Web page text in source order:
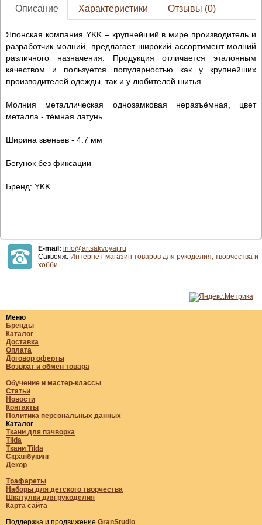
Описание Характеристики Отзывы (0)
Японская компания YKK – крупнейший в мире производитель и
разработчик молний, предлагает широкий ассортимент молний
различного назначения. Продукция отличается эталонным
качеством и пользуется популярностью как у крупнейших
производителей одежды, так и у любителей шитья.
Молния металлическая однозамковая неразъёмная, цвет
металла - тёмная латунь.
Ширина звеньев - 4.7 мм
Бегунок без фиксации
Бренд: YKK
E-mail: info@artsakvoyaj.ru
Саквояж. Интернет-магазин товаров для рукоделия, творчества и
хобби
Меню
Бренды
Каталог
Доставка
Оплата
Договор оферты
Возврат и обмен товара
Обучение и мастер-классы
Статьи
Новости
Контакты
Политика персональных данных
Каталог
Ткани для пэчворка
Tilda
Ткани Tilda
Скрапбукинг
Декор
Трафареты
Наборы для детского творчества
Шкатулки для рукоделия
Карта сайта
Поддержка и продвижение GranStudio